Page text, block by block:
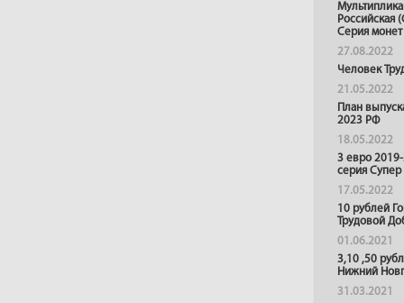
Российская
Серия монет
27.08.2022
Человек
21.05.2022
План
2023 РФ
18.05.2022
3 евро
серия
17.05.2022
10 рублей
Трудовой
01.06.2021
3,10 ,50
Нижний
31.03.2021